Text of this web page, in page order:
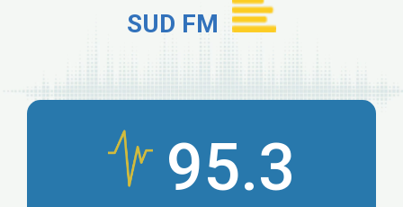
SUD FM
95.3